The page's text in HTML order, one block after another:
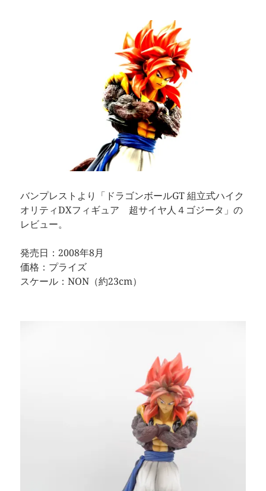
バンプレストより「ドラゴンボールGT 組立式ハイク
オリティDXフィギュア 超サイヤ人４ゴジータ」の
レビュー。
発売日：2008年8月
価格：プライズ
スケール：NON（約23cm）